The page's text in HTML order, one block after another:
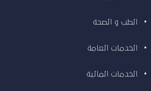
الطب و الصحة
الخدمات العامة
الخدمات المالية